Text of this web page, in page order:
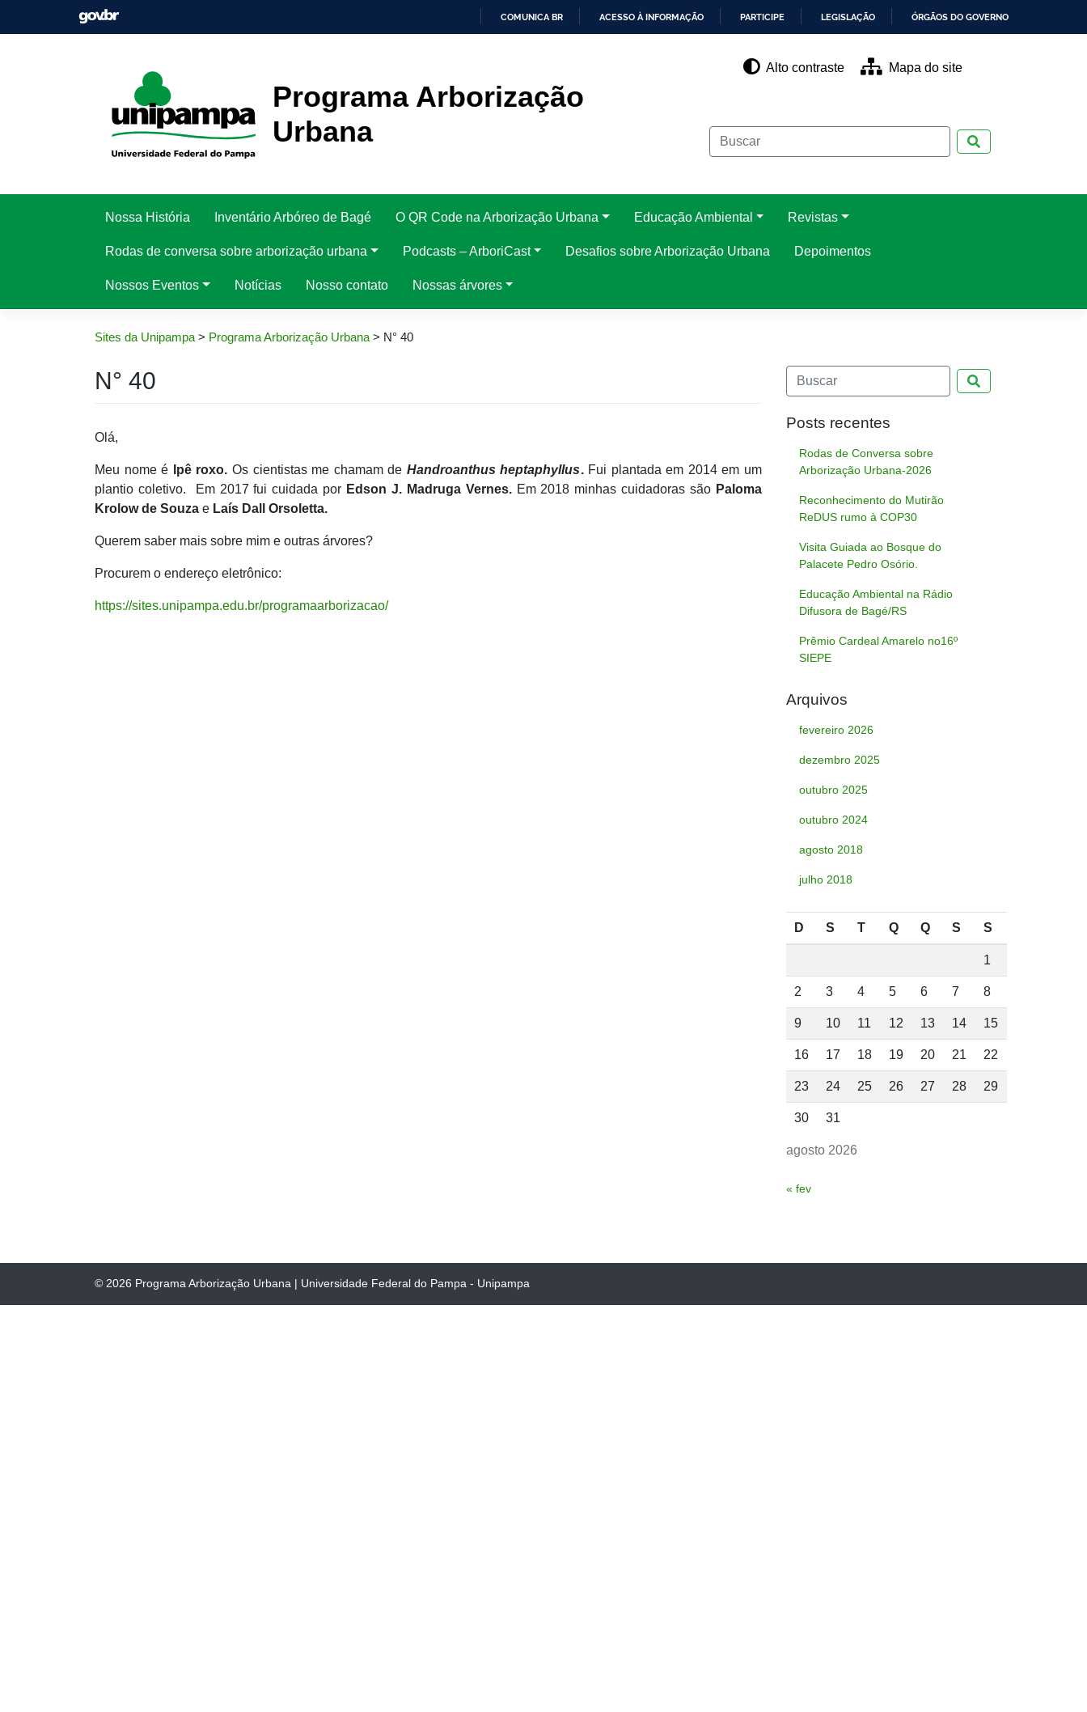
COMUNICA BR ACESSO À INFORMAÇÃO PARTICIPE LEGISLAÇÃO ÓRGÃOS DO GOVERNO
Programa Arborização
Urbana
Alto contraste Mapa do site
Nossa História Inventário Arbóreo de Bagé O QR Code na Arborização Urbana Educação Ambiental Revistas
Rodas de conversa sobre arborização urbana Podcasts – ArboriCast Desafios sobre Arborização Urbana Depoimentos
Nossos Eventos Notícias Nosso contato Nossas árvores
Sites da Unipampa> Programa Arborização Urbana> N° 40
N° 40
Olá,
Meu nome é Ipê roxo. Os cientistas me chamam de Handroanthus heptaphyllus. Fui plantada em 2014 em um
plantio coletivo. Em 2017 fui cuidada por Edson J. Madruga Vernes. Em 2018 minhas cuidadoras são Paloma
Krolow de Souza e Laís Dall Orsoletta.
Querem saber mais sobre mim e outras árvores?
Procurem o endereço eletrônico:
https://sites.unipampa.edu.br/programaarborizacao/
Posts recentes
Rodas de Conversa sobre
Arborização Urbana-2026
Reconhecimento do Mutirão
ReDUS rumo à COP30
Visita Guiada ao Bosque do
Palacete Pedro Osório.
Educação Ambiental na Rádio
Difusora de Bagé/RS
Prêmio Cardeal Amarelo no16º
SIEPE
Arquivos
fevereiro 2026
dezembro 2025
outubro 2025
outubro 2024
agosto 2018
julho 2018
agosto 2026
D S T Q Q S S
1
2 3 4 5 6 7 8
9 10 11 12 13 14 15
16 17 18 19 20 21 22
23 24 25 26 27 28 29
30 31
« fev
© 2026 Programa Arborização Urbana Universidade Federal do Pampa - Unipampa